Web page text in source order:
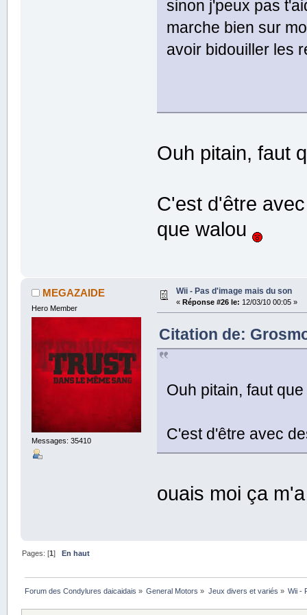
sinon j'peux pas
marche bien sur
avoir bidouiller les
Ouh pitain, faut
C'est d'être
que walou
MEGAZAIDE
Hero Member
Messages: 35410
Wii - Pas d'image mais du son
« Réponse #26 le: 12/03/10 00:05 »
Citation de:
Ouh pitain, faut
C'est d'être avec
ouais moi ça
Pages: [1]En haut
Forum des Condylures daicaidais » General Motors » Jeux divers et variés » Wii -